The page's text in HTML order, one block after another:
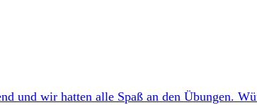
und wir hatten alle Spaß an den Übungen.